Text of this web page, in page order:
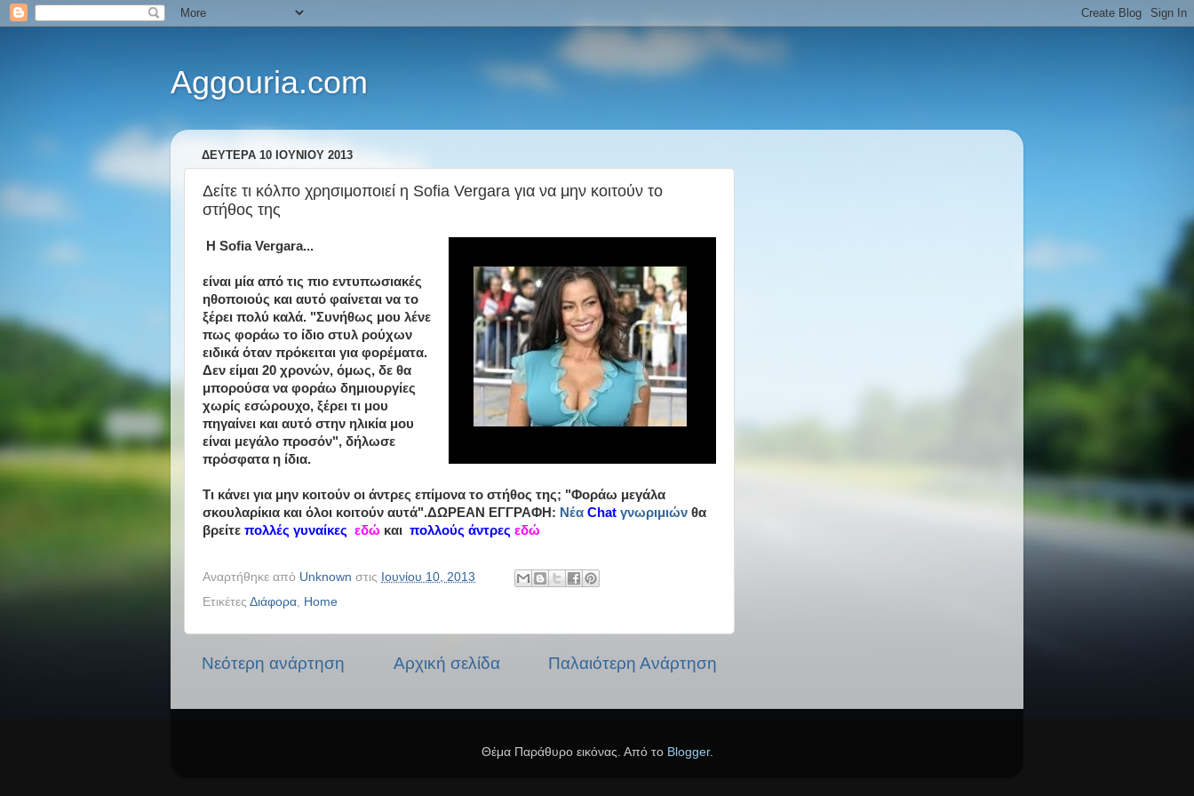
Aggouria.com
ΔΕΥΤΈΡΑ 10 ΙΟΥΝΊΟΥ 2013
Δείτε τι κόλπο χρησιμοποιεί η Sofia Vergara για να μην κοιτούν το
στήθος της
Η Sofia Vergara...
είναι μία από τις πιο εντυπωσιακές
ηθοποιούς και αυτό φαίνεται να το
ξέρει πολύ καλά. "Συνήθως μου λένε
πως φοράω το ίδιο στυλ ρούχων
ειδικά όταν πρόκειται για φορέματα.
Δεν είμαι 20 χρονών, όμως, δε θα
μπορούσα να φοράω δημιουργίες
χωρίς εσώρoυχο, ξέρει τι μου
πηγαίνει και αυτό στην ηλικία μου
είναι μεγάλο προσόν", δήλωσε
πρόσφατα η ίδια.
Τι κάνει για μην κοιτούν οι άντρες επίμονα το στήθος της; "Φοράω μεγάλα
σκουλαρίκια και όλοι κοιτούν αυτά".ΔΩΡΕΑΝ ΕΓΓΡΑΦΗ: Νέα Chat γνωριμιών θα
βρείτε πολλές γυναίκες εδώ και πολλούς άντρες εδώ
Αναρτήθηκε από Unknown στις Ιουνίου 10, 2013
Ετικέτες Διάφορα Home
Νεότερη ανάρτηση Παλαιότερη Ανάρτηση
Αρχική σελίδα
Θέμα Παράθυρο εικόνας. Από το Blogger.